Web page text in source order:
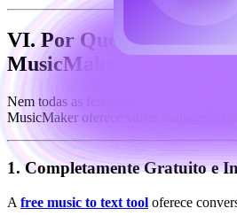
VI. Por Que Usar Esta
MusicMaker.im?
Nem todas as ferramentas de áudio para
MusicMaker oferece várias vantagens
1. Completamente Gratuito e
A free music to text tool oferece